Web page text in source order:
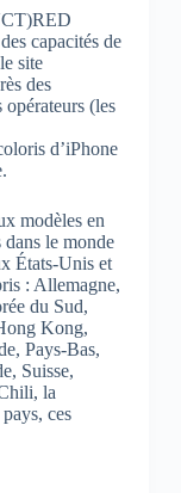
capacités de
site
des
(les
d’iPhone
modèles en
le monde
États-Unis et
: Allemagne,
du Sud,
Kong,
Pays-Bas,
Suisse,
la
ces